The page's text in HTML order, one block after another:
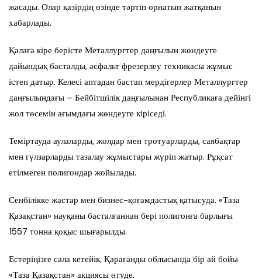
жасады. Олар қазірдің өзінде тәртіп орнатып жатқанын
хабарлады.
Қалаға кіре берісте Металлургтер даңғылын жөндеуге
дайындық басталды, асфальт фрезерлеу техникасы жұмыс
істеп датыр. Келесі аптадан бастап мердігерлер Металлургтер
даңғылындағы – Бейбітшілік даңғылынан Республикаға дейінгі
жол төсемін ағымдағы жөндеуге кіріседі.
Теміртауда аулаларды, жолдар мен тротуарларды, саябақтар
мен гүлзарларды тазалау жұмыстары жүріп жатыр. Рұқсат
етілмеген полигондар жойылады.
Сенбілікке жастар мен бизнес-қоғамдастық қатысуда. «Таза
Қазақстан» науқаны басталғаннан бері полигонға барлығы
1557 тонна қоқыс шығарылды.
Естеріңізге сала кетейік, Қарағанды облысында бір ай бойы
«Таза Қазақстан» акциясы өтуде.